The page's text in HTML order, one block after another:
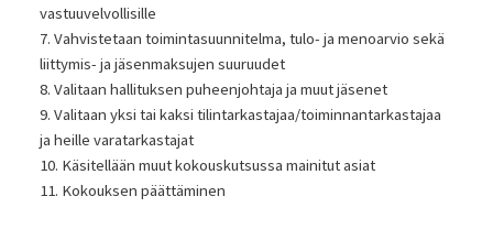
vastuuvelvollisille
7. Vahvistetaan toimintasuunnitelma, tulo- ja menoarvio sekä
liittymis- ja jäsenmaksujen suuruudet
8. Valitaan hallituksen puheenjohtaja ja muut jäsenet
9. Valitaan yksi tai kaksi tilintarkastajaa/toiminnantarkastajaa
ja heille varatarkastajat
10. Käsitellään muut kokouskutsussa mainitut asiat
11. Kokouksen päättäminen